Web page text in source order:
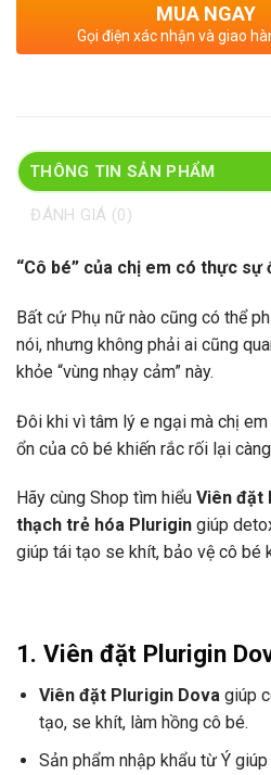
MUA NGAY
Gọi điện xác nhận và giao
THÔNG TIN SẢN PHẨM
ĐÁNH GIÁ (0)
“Cô bé” của chị em có thực sự
Bất cứ Phụ nữ nào cũng có thể
nói, nhưng không phải ai cũng
khỏe “vùng nhạy cảm” này.
Đôi khi vì tâm lý e ngại mà chị em
ổn của cô bé khiến rắc rối lại
Hãy cùng Shop tìm hiểu Viên đặt
thạch trẻ hóa Plurigin giúp
giúp tái tạo se khít, bảo vệ cô bé
1. Viên đặt Plurigin
Viên đặt Plurigin Dovagiúp
tạo, se khít, làm hồng cô bé.
Sản phẩm nhập khẩu từ Ý